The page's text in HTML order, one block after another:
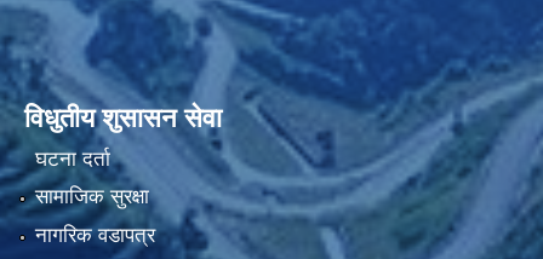
विधुतीय शुसासन सेवा
घटना दर्ता
सामाजिक सुरक्षा
नागरिक वडापत्र